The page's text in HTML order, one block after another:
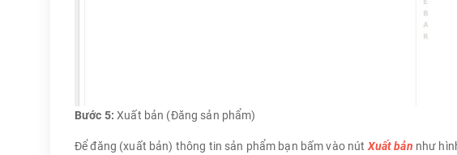
Bước 5: Xuất bản (Đăng sản phẩm)
Để đăng (xuất bản) thông tin sản phẩm bạn bấm vào nút Xuất bản như